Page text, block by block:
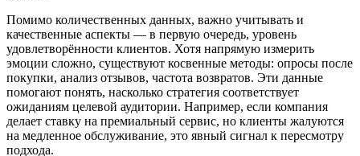
Помимо количественных данных, важно учитывать и
качественные аспекты — в первую очередь, уровень
удовлетворённости клиентов. Хотя напрямую измерить
эмоции сложно, существуют косвенные методы: опросы после
покупки, анализ отзывов, частота возвратов. Эти данные
помогают понять, насколько стратегия соответствует
ожиданиям целевой аудитории. Например, если компания
делает ставку на премиальный сервис, но клиенты жалуются
на медленное обслуживание, это явный сигнал к пересмотру
подхода.